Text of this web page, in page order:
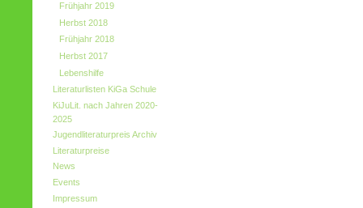
Frühjahr 2019
Herbst 2018
Frühjahr 2018
Herbst 2017
Lebenshilfe
Literaturlisten KiGa Schule
KiJuLit. nach Jahren 2020-
2025
Jugendliteraturpreis Archiv
Literaturpreise
News
Events
Impressum